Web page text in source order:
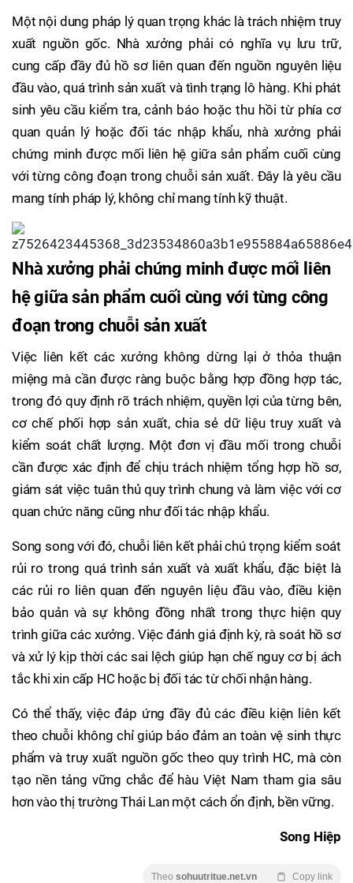
Một nội dung pháp lý quan trọng khác là trách nhiệm truy
xuất nguồn gốc. Nhà xưởng phải có nghĩa vụ lưu trữ,
cung cấp đầy đủ hồ sơ liên quan đến nguồn nguyên liệu
đầu vào, quá trình sản xuất và tình trạng lô hàng. Khi phát
sinh yêu cầu kiểm tra, cảnh báo hoặc thu hồi từ phía cơ
quan quản lý hoặc đối tác nhập khẩu, nhà xưởng phải
chứng minh được mối liên hệ giữa sản phẩm cuối cùng
với từng công đoạn trong chuỗi sản xuất. Đây là yêu cầu
mang tính pháp lý, không chỉ mang tính kỹ thuật.
Nhà xưởng phải chứng minh được mối liên
hệ giữa sản phẩm cuối cùng với từng công
đoạn trong chuỗi sản xuất
Việc liên kết các xưởng không dừng lại ở thỏa thuận
miệng mà cần được ràng buộc bằng hợp đồng hợp tác,
trong đó quy định rõ trách nhiệm, quyền lợi của từng bên,
cơ chế phối hợp sản xuất, chia sẻ dữ liệu truy xuất và
kiểm soát chất lượng. Một đơn vị đầu mối trong chuỗi
cần được xác định để chịu trách nhiệm tổng hợp hồ sơ,
giám sát việc tuân thủ quy trình chung và làm việc với cơ
quan chức năng cũng như đối tác nhập khẩu.
Song song với đó, chuỗi liên kết phải chú trọng kiểm soát
rủi ro trong quá trình sản xuất và xuất khẩu, đặc biệt là
các rủi ro liên quan đến nguyên liệu đầu vào, điều kiện
bảo quản và sự không đồng nhất trong thực hiện quy
trình giữa các xưởng. Việc đánh giá định kỳ, rà soát hồ sơ
và xử lý kịp thời các sai lệch giúp hạn chế nguy cơ bị ách
tắc khi xin cấp HC hoặc bị đối tác từ chối nhận hàng.
Có thể thấy, việc đáp ứng đầy đủ các điều kiện liên kết
theo chuỗi không chỉ giúp bảo đảm an toàn vệ sinh thực
phẩm và truy xuất nguồn gốc theo quy trình HC, mà còn
tạo nền tảng vững chắc để hàu Việt Nam tham gia sâu
hơn vào thị trường Thái Lan một cách ổn định, bền vững.
Song Hiệp
Theo sohuutritue.net.vn Copy link